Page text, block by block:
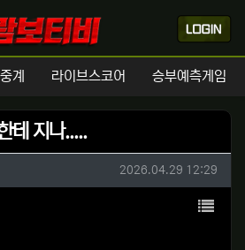
계 라이브스코어 승부예측게임
테 지나.....
작성일
2026.04.29 12:29
목록